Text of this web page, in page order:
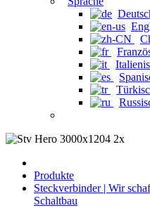
Produkte
Steckverbinder | Wir
Schaltbau